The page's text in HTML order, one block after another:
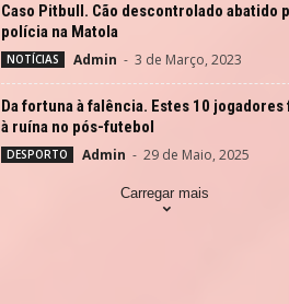
Caso Pitbull. Cão descontrolado abatido
polícia na Matola
NOTÍCIAS Admin - 3 de Março, 2023
Da fortuna à falência. Estes 10 jogadores
à ruína no pós-futebol
DESPORTO Admin - 29 de Maio, 2025
Carregar mais